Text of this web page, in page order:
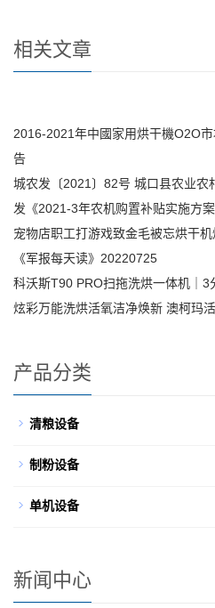
相关文章
2016-2021年中國家用烘干機O2O
告
城农发〔2021〕82号 城口县农业农
发《2021-3年农机购置补贴实施方
宠物店职工打游戏致金毛被忘烘干
《军报每天读》20220725
科沃斯T90 PRO扫拖洗烘一体机｜3
炫彩万能洗烘活氧洁净焕新 澳柯玛
产品分类
清粮设备
制粉设备
单机设备
新闻中心